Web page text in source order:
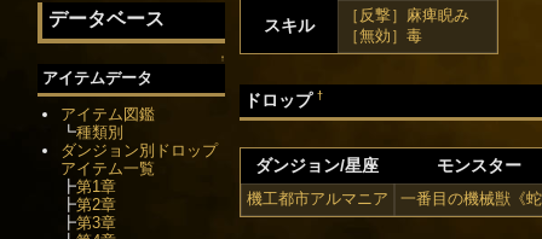
スキル
［反撃］麻痺睨み
［無効］毒
ドロップ †
ダンジョン/星座 モンスター
機工都市アルマニア 一番目の機械獣《
データベース
↑
アイテムデータ
アイテム図鑑
┗種類別
ダンジョン別ドロップ
アイテム一覧
┣第1章
┣第2章
┣第3章